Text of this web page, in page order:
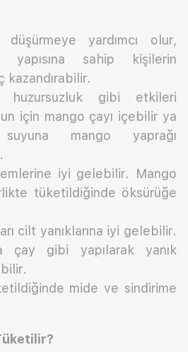
düşürmeye yardımcı olur,
yapısına sahip kişilerin
kazandırabilir.
huzursuzluk gibi etkileri
için mango çayı içebilir ya
mango yaprağı
iyi gelebilir. Mango
tüketildiğinde öksürüğe
cilt yanıklarına iyi gelebilir.
çay gibi yapılarak yanık
mide ve sindirime